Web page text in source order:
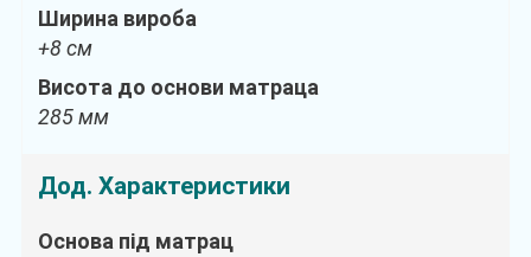
Ширина вироба
+8 см
Висота до основи матраца
285 мм
Дод. Характеристики
Основа під матрац